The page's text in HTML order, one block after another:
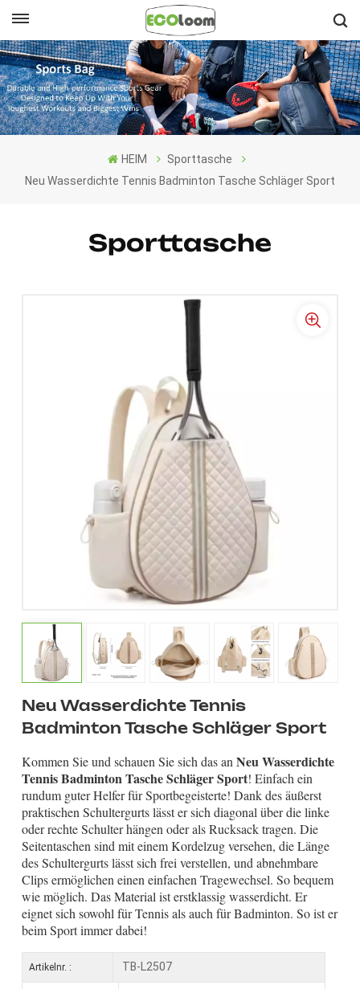
English
Français
HEIM
Sporttasche
Neu Wasserdichte Tennis Badminton Tasche Schläger Sport
Sporttasche
Neu Wasserdichte Tennis
Badminton Tasche Schläger Sport
Kommen Sie und schauen Sie sich das an Neu Wasserdichte
Tennis Badminton Tasche Schläger Sport! Einfach ein
rundum guter Helfer für Sportbegeisterte! Dank des äußerst
praktischen Schultergurts lässt er sich diagonal über die linke
oder rechte Schulter hängen oder als Rucksack tragen. Die
Seitentaschen sind mit einem Kordelzug versehen, die Länge
des Schultergurts lässt sich frei verstellen, und abnehmbare
Clips ermöglichen einen einfachen Tragewechsel. So bequem
wie möglich. Das Material ist erstklassig wasserdicht. Er
eignet sich sowohl für Tennis als auch für Badminton. So ist er
beim Sport immer dabei!
Artikelnr. : TB-L2507